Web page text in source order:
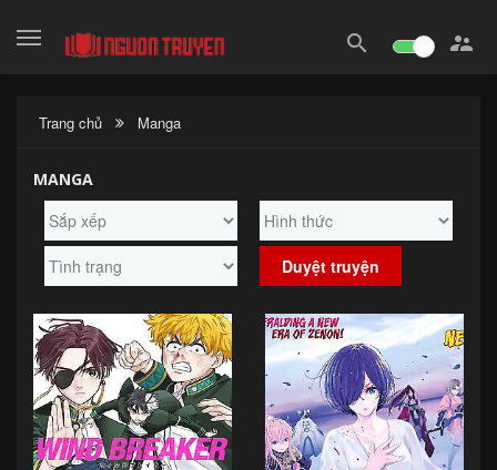
search 
Trang chủ Manga
MANGA